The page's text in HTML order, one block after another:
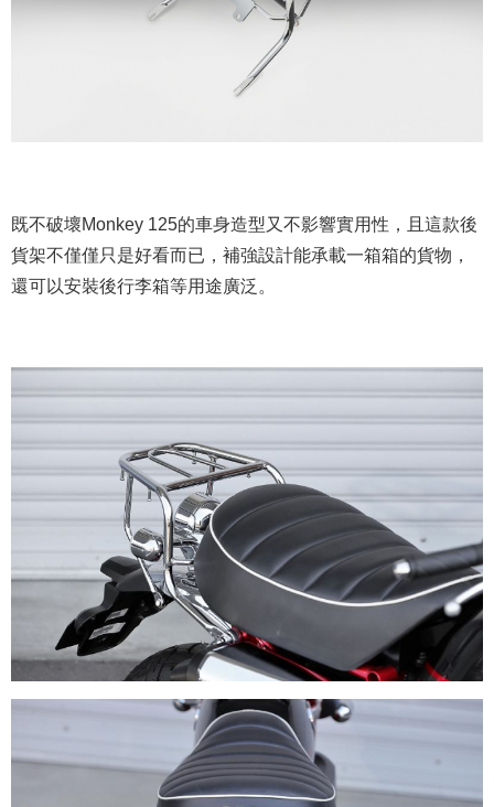
既不破壞Monkey 125的車身造型又不影響實用性，且這款後
貨架不僅僅只是好看而已，補強設計能承載一箱箱的貨物，
還可以安裝後行李箱等用途廣泛。